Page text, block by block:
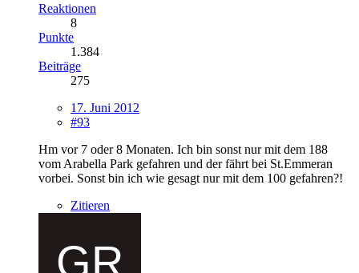
Reaktionen
8
Punkte
1.384
Beiträge
275
17. Juni 2012
#93
Hm vor 7 oder 8 Monaten. Ich bin sonst nur mit dem 188
vom Arabella Park gefahren und der fährt bei St.Emmeran
vorbei. Sonst bin ich wie gesagt nur mit dem 100 gefahren?!
Zitieren